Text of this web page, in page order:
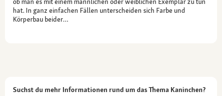
hat. In ganz einfachen Fällen unterscheiden sich Farbe und
Körperbau beider…
Suchst du mehr Informationen rund um das Thema Kaninchen?